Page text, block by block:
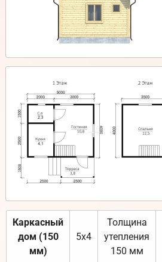
Каркасный
дом (150
мм)
5х4
Толщина
утепления
150 мм